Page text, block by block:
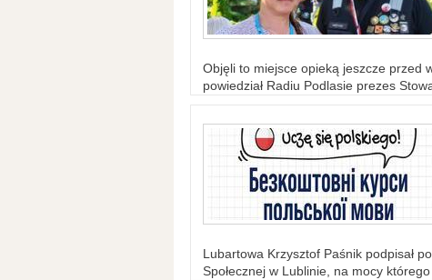
Objęli to miejsce opieką jeszcze przed
powiedział Radiu Podlasie prezes
Lubartowa Krzysztof Paśnik podpisał
Społecznej w Lublinie, na mocy